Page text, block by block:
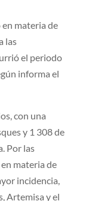
materia de
las
el periodo
informa el
con una
y 1 308 de
Por las
materia de
incidencia,
Artemisa y el